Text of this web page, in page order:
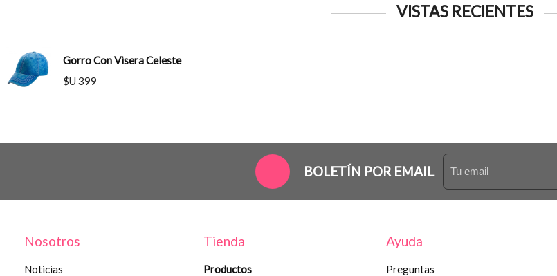
VISTAS RECIENTES
Gorro Con Visera Celeste
$U 399
BOLETÍN POR EMAIL
Nosotros
Noticias
Tienda
Productos
Ayuda
Preguntas